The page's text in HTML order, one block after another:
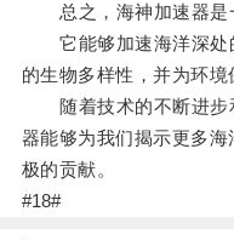
总之，海神加速器是
它能够加速海洋深处
的生物多样性，并为环境
随着技术的不断进步
器能够为我们揭示更多
极的贡献。
#18#